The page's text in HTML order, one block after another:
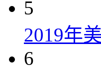
5
2019年
6